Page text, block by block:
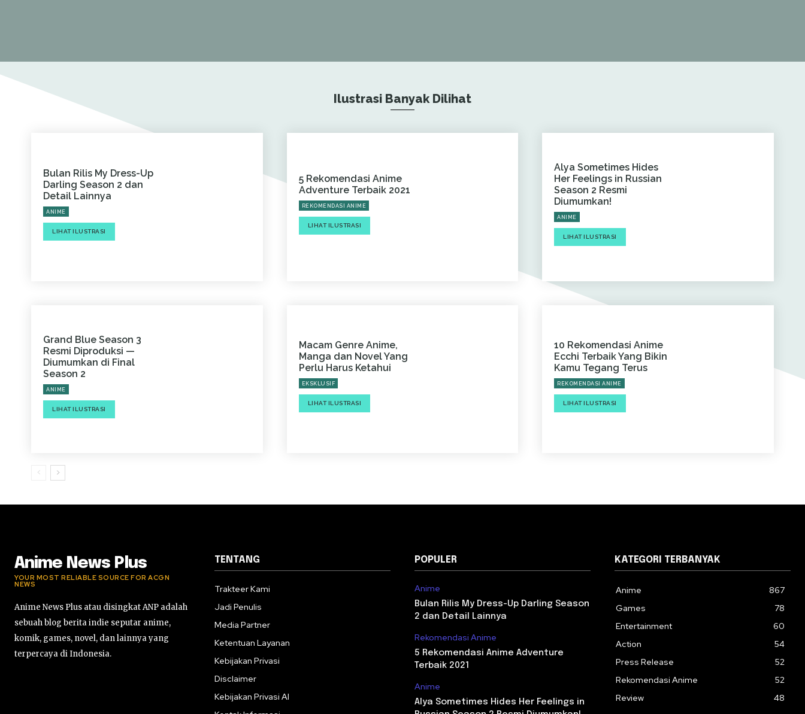
Ilustrasi Banyak Dilihat
Bulan Rilis My Dress-Up
Darling Season 2 dan
Detail Lainnya
ANIME
LIHAT ILUSTRASI
5 Rekomendasi Anime
Adventure Terbaik 2021
REKOMENDASI ANIME
LIHAT ILUSTRASI
Alya Sometimes Hides
Her Feelings in Russian
Season 2 Resmi
Diumumkan!
ANIME
LIHAT ILUSTRASI
Grand Blue Season 3
Resmi Diproduksi —
Diumumkan di Final
Season 2
ANIME
LIHAT ILUSTRASI
Macam Genre Anime,
Manga dan Novel Yang
Perlu Harus Ketahui
EKSKLUSIF
LIHAT ILUSTRASI
10 Rekomendasi Anime
Ecchi Terbaik Yang Bikin
Kamu Tegang Terus
REKOMENDASI ANIME
LIHAT ILUSTRASI
Anime News Plus
YOUR MOST RELIABLE SOURCE FOR ACGN
NEWS
Anime News Plus atau disingkat ANP adalah
sebuah blog berita indie seputar anime,
komik, games, novel, dan lainnya yang
terpercaya di Indonesia.
TENTANG
Trakteer Kami
Jadi Penulis
Media Partner
Ketentuan Layanan
Kebijakan Privasi
Disclaimer
Kebijakan Privasi AI
POPULER
Anime
Bulan Rilis My Dress-Up Darling Season
2 dan Detail Lainnya
Rekomendasi Anime
5 Rekomendasi Anime Adventure
Terbaik 2021
Anime
Alya Sometimes Hides Her Feelings in
KATEGORI TERBANYAK
Anime
867
Games
78
Entertainment
60
Action
54
Press Release
52
Rekomendasi Anime
52
Review
48